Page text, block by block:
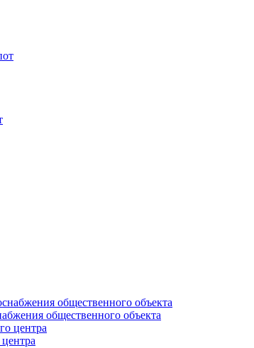
общественного объекта